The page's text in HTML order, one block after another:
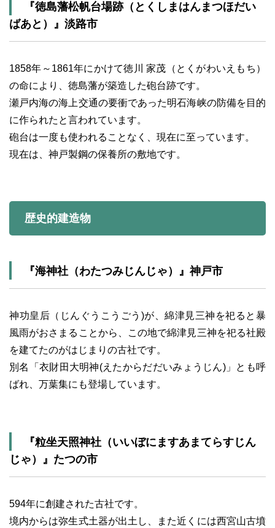
『徳島藩松帆台場跡（とくしまはんまつほだい
ばあと）』淡路市
1858年～1861年にかけて徳川 家茂（とくがわいえもち）
の命により、徳島藩が築造した砲台跡です。
瀬戸内海の海上交通の要衝であった明石海峡の防備を目的
に作られたと言われています。
砲台は一度も使われることなく、現在に至っています。
現在は、神戸製鋼の保養所の敷地です。
歴史的建造物
『海神社（わたつみじんじゃ）』神戸市
神功皇后（じんぐうこうごう)が、綿津見三神を祀ると暴
風雨がおさまることから、この地で綿津見三神を祀る社殿
を建てたのがはじまりの古社です。
別名「衣財田大明神(えたからだだいみょうじん)」とも呼
ばれ、万葉集にも登場しています。
『粒坐天照神社（いいぼにますあまてらすじん
じゃ）』たつの市
594年に創建された古社です。
境内からは弥生式土器が出土し、また近くには西宮山古墳